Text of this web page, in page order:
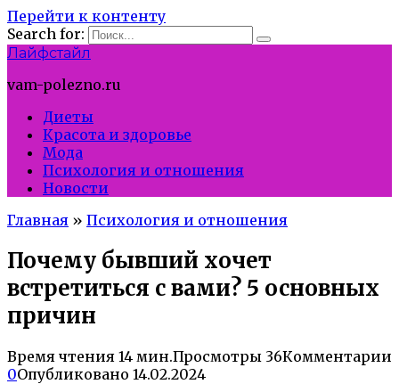
Перейти к контенту
Search for:
Лайфстайл
vam-polezno.ru
Диеты
Красота и здоровье
Мода
Психология и отношения
Новости
Главная » Психология и отношения
Почему бывший хочет
встретиться с вами? 5 основных
причин
Время чтения 14 мин.Просмотры 36Комментарии
0Опубликовано 14.02.2024